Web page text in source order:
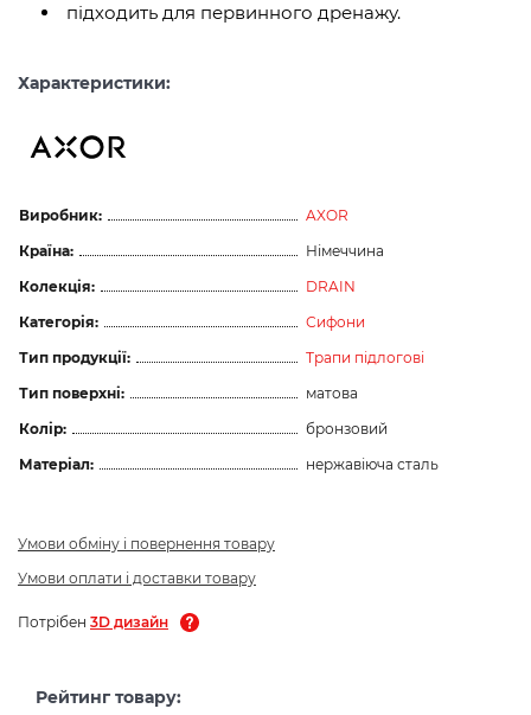
підходить для первинного дренажу.
Характеристики:
Виробник:
AXOR
Країна:
Німеччина
Колекція:
DRAIN
Категорія:
Сифони
Тип продукції:
Трапи підлогові
Тип поверхні:
матова
Колір:
бронзовий
Матеріал:
нержавіюча сталь
Умови обміну і повернення товару
Умови оплати і доставки товару
Потрібен 3D дизайн
Рейтинг товару: